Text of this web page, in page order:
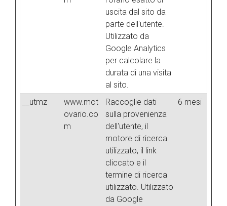
uscita dal sito da
parte dell'utente.
Utilizzato da
Google Analytics
per calcolare la
durata di una visita
al sito.
__utmz
www.mot
ovario.co
m
Raccoglie dati
sulla provenienza
dell'utente, il
motore di ricerca
utilizzato, il link
cliccato e il
termine di ricerca
utilizzato. Utilizzato
da Google
6 mesi